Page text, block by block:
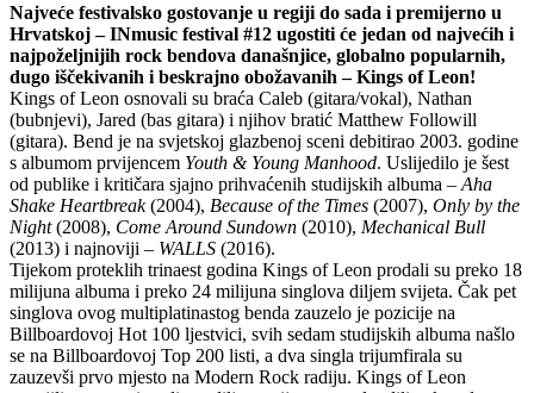
Najveće festivalsko gostovanje u regiji do sada i premijerno u
Hrvatskoj – INmusic festival #12 ugostiti će jedan od najvećih i
najpoželjnijih rock bendova današnjice, globalno popularnih,
dugo iščekivanih i beskrajno obožavanih – Kings of Leon!
Kings of Leon osnovali su braća Caleb (gitara/vokal), Nathan
(bubnjevi), Jared (bas gitara) i njihov bratić Matthew Followill
(gitara). Bend je na svjetskoj glazbenoj sceni debitirao 2003. godine
s albumom prvijencem Youth & Young Manhood. Uslijedilo je šest
od publike i kritičara sjajno prihvaćenih studijskih albuma – Aha
Shake Heartbreak(2004), Because of the Times (2007), Only by the
Night(2008), Come Around Sundown (2010), Mechanical Bull
(2013) i najnoviji – WALLS (2016).
Tijekom proteklih trinaest godina Kings of Leon prodali su preko 18
milijuna albuma i preko 24 milijuna singlova diljem svijeta. Čak pet
singlova ovog multiplatinastog benda zauzelo je pozicije na
Billboardovoj Hot 100 ljestvici, svih sedam studijskih albuma našlo
se na Billboardovoj Top 200 listi, a dva singla trijumfirala su
zauzevši prvo mjesto na Modern Rock radiju. Kings of Leon